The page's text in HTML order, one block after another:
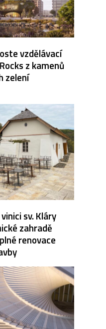
vzdělávací
z kamenů
zelení
sv. Kláry
zahradě
renovace